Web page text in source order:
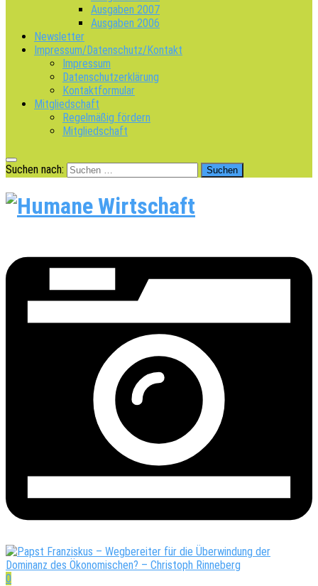
Ausgaben 2007
Ausgaben 2006
Newsletter
Impressum/Datenschutz/Kontakt
Impressum
Datenschutzerklärung
Kontaktformular
Mitgliedschaft
Regelmäßig fördern
Mitgliedschaft
Suchen nach:
0